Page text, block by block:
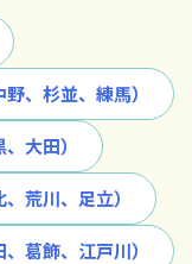
、杉並、練馬）
大田）
荒川、足立）
葛飾、江戸川）